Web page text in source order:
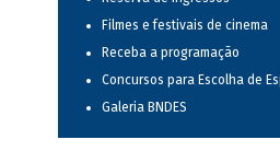
Filmes e festivais de cinema
Receba a programação
Concursos para Escolha de
Galeria BNDES